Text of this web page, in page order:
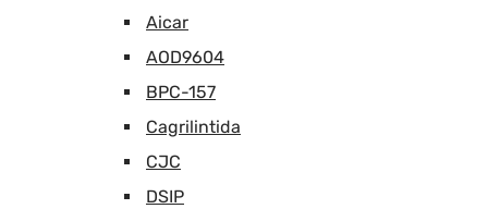
Aicar
AOD9604
BPC-157
Cagrilintida
CJC
DSIP